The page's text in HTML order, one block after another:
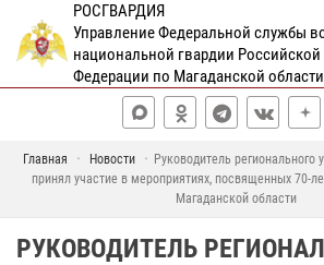
РОСГВАРДИЯ
Управление Федеральной службы
национальной гвардии Российской
Федерации по Магаданской области
Главная Новости
Руководитель регионального
принял участие в мероприятиях, посвященных 70-
Магаданской области
РУКОВОДИТЕЛЬ